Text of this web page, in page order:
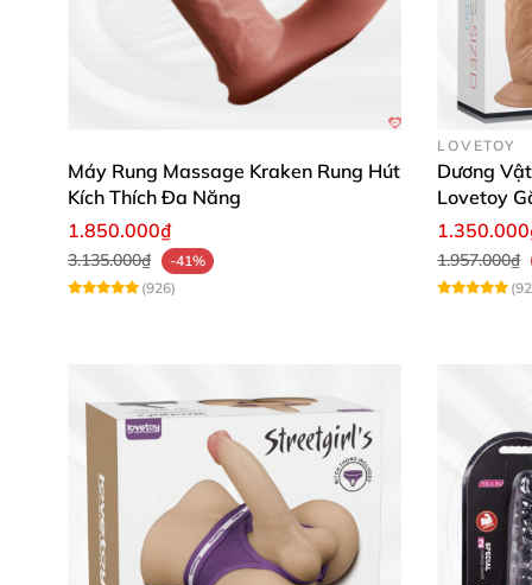
Máy Rung Massage Kraken Rung Hút
Kích Thích Đa Năng
1.850.000₫
3.135.000₫
-41%
(926)
LOVETOY
Dương
Lovetoy
1.957.000₫